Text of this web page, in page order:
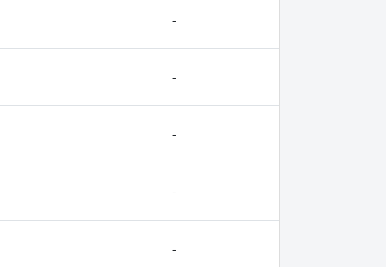
-
-
-
-
-